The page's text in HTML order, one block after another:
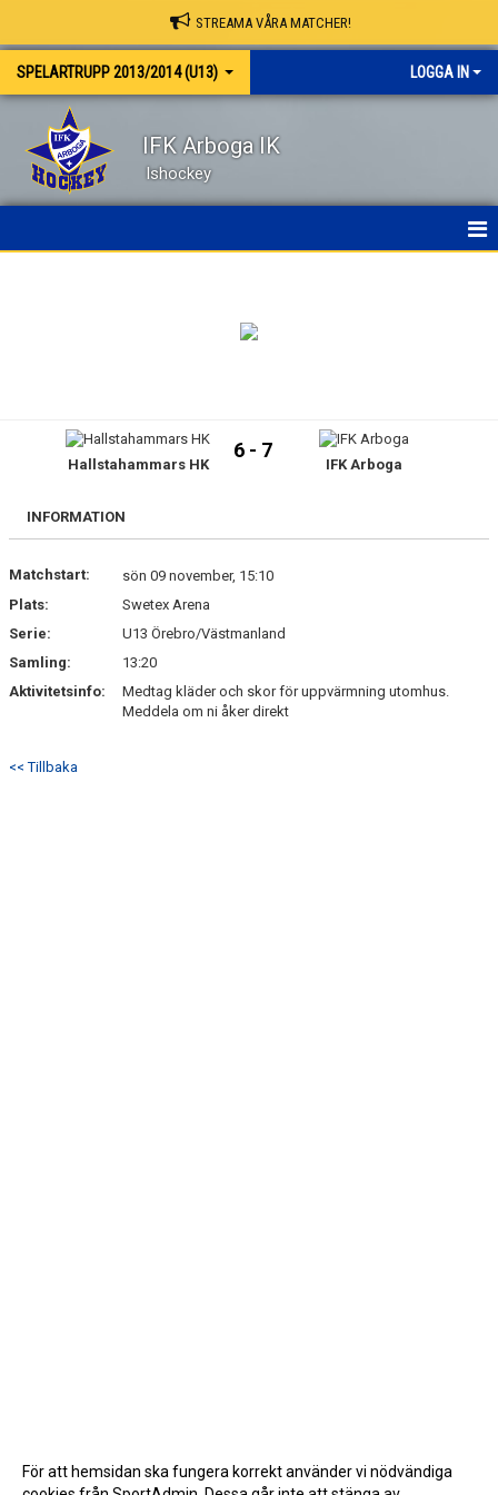
STREAMA VÅRA MATCHER!
SPELARTRUPP 2013/2014 (U13) LOGGA IN
IFK Arboga IK
Ishockey
TRUPPEN
BILDGALLERI
KONTAKT
Hallstahammars HK
6 - 7
IFK Arboga
INFORMATION
Matchstart:
sön 09 november, 15:10
Plats:
Swetex Arena
Serie:
U13 Örebro/Västmanland
Samling:
13:20
Aktivitetsinfo:
Medtag kläder och skor för uppvärmning utomhus.
Meddela om ni åker direkt
<< Tillbaka
För att hemsidan ska fungera korrekt använder vi nödvändiga